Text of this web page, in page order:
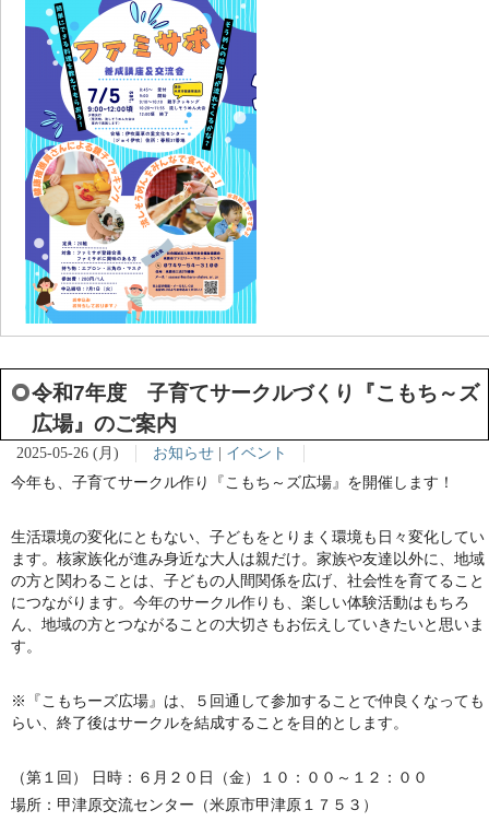
令和7年度 子育てサークルづくり『こもち～ズ
広場』のご案内
2025-05-26 (月) お知らせ
イベント
今年も、子育てサークル作り『こもち～ズ広場』を開催します！
生活環境の変化にともない、子どもをとりまく環境も日々変化してい
ます。核家族化が進み身近な大人は親だけ。家族や友達以外に、地域
の方と関わることは、子どもの人間関係を広げ、社会性を育てること
につながります。今年のサークル作りも、楽しい体験活動はもちろ
ん、地域の方とつながることの大切さもお伝えしていきたいと思いま
す。
※『こもちーズ広場』は、５回通して参加することで仲良くなっても
らい、終了後はサークルを結成することを目的とします。
（第１回） 日時：６月２０日（金）１０：００～１２：００
場所：甲津原交流センター（米原市甲津原１７５３）